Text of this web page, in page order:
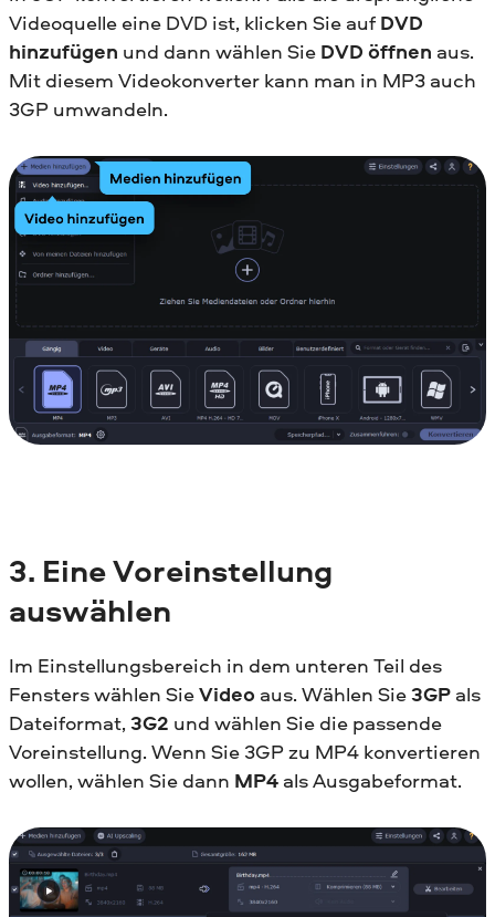
Videoquelle eine DVD ist, klicken Sie auf DVD
hinzufügen und dann wählen Sie DVD öffnen aus.
Mit diesem Videokonverter kann man in MP3 auch
3GP umwandeln.
3. Eine Voreinstellung
auswählen
Im Einstellungsbereich in dem unteren Teil des
Fensters wählen SieVideo aus. Wählen Sie3GP als
Dateiformat, 3G2 und wählen Sie die passende
Voreinstellung. Wenn Sie 3GP zu MP4 konvertieren
wollen, wählen Sie dann MP4 als Ausgabeformat.